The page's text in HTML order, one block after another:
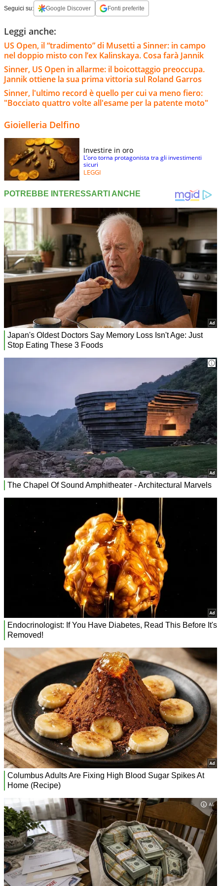
Seguici su: Google Discover Fonti preferite
Leggi anche:
US Open, il “tradimento” di Musetti a Sinner: in campo
nel doppio misto con l’ex Kalinskaya. Cosa farà Jannik
Sinner, US Open in allarme: il boicottaggio preoccupa.
Jannik ottiene la sua prima vittoria sul Roland Garros
Sinner, l'ultimo record è quello per cui va meno fiero:
"Bocciato quattro volte all'esame per la patente moto"
Gioielleria Delfino
Investire in oro
L’oro torna protagonista tra gli investimenti
sicuri
LEGGI